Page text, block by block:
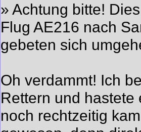
» Achtung bitte!
Flug AE216 nach
gebeten sich
Oh verdammt! Ich
Rettern und
noch rechtzeitig